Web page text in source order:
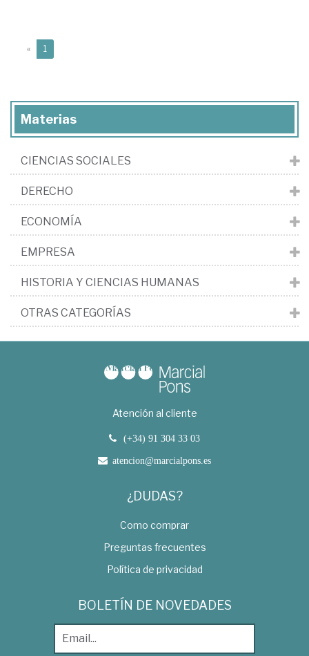
« 1
Materias
CIENCIAS SOCIALES
DERECHO
ECONOMÍA
EMPRESA
HISTORIA Y CIENCIAS HUMANAS
OTRAS CATEGORÍAS
Atención al cliente
(+34) 91 304 33 03
atencion@marcialpons.es
¿DUDAS?
Como comprar
Preguntas frecuentes
Política de privacidad
BOLETÍN DE NOVEDADES